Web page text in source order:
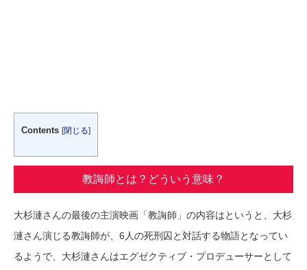
Contents [閉じる]
教誨師とは？どういう意味？
大杉漣さんの最後の主演映画「教誨師」の内容はというと、大杉
漣さん演じる教誨師が、6人の死刑囚と対話する物語となってい
るようで、大杉漣さんはエグゼクティブ・プロデューサーとして